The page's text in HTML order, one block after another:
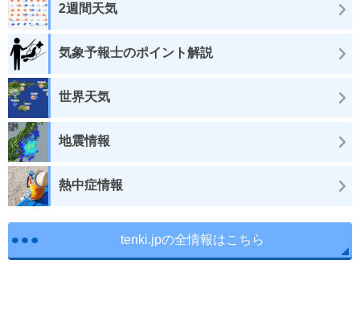
2週間天気
気象予報士のポイント解説
世界天気
地震情報
熱中症情報
tenki.jpの全情報はこちら